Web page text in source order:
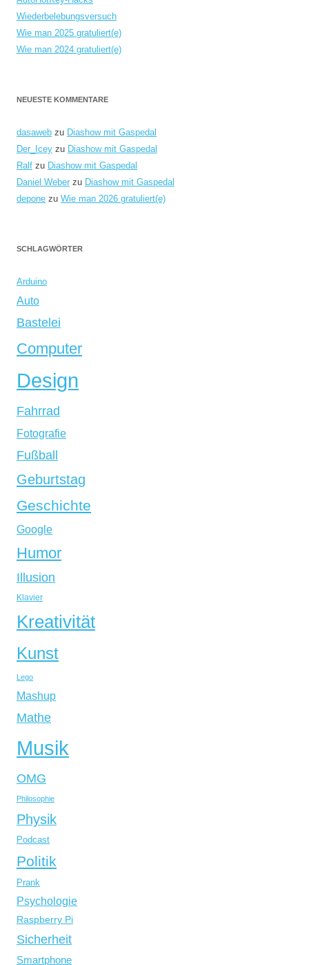
Wiederbelebungsversuch
Wie man 2025 gratuliert(e)
Wie man 2024 gratuliert(e)
NEUESTE KOMMENTARE
dasaweb zu Diashow mit Gaspedal
Der_Icey zu Diashow mit Gaspedal
Ralf zu Diashow mit Gaspedal
Daniel Weber zu Diashow mit Gaspedal
depone zu Wie man 2026 gratuliert(e)
SCHLAGWÖRTER
Arduino
Auto
Bastelei
Computer
Design
Fahrrad
Fotografie
Fußball
Geburtstag
Geschichte
Google
Humor
Illusion
Klavier
Kreativität
Kunst
Lego
Mashup
Mathe
Musik
OMG
Philosophie
Physik
Podcast
Politik
Prank
Psychologie
Raspberry Pi
Sicherheit
Smartphone